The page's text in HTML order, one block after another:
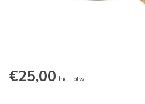
€25,00 Incl. btw